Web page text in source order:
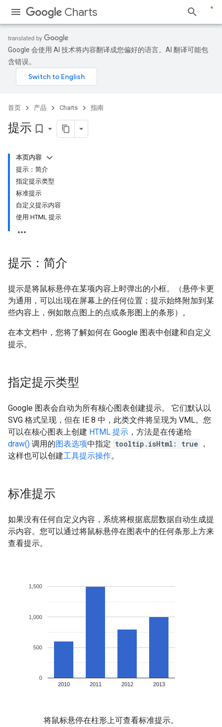
Charts
Google 会使用 AI 技术将内容翻译成您偏好的语言。AI 翻译可能包
含错误。
首页 产品 Charts 指南
提示 bookmark_border
本页内容
提示：简介
指定提示类型
标准提示
自定义提示内容
使用 HTML 提示
提示：简介
提示是将鼠标悬停在某项内容上时弹出的小框。（悬停卡更
为通用，可以出现在屏幕上的任何位置；提示始终附加到某
些内容上，例如散点图上的点或条形图上的条形）。
在本文档中，您将了解如何在 Google 图表中创建和自定义
提示。
指定提示类型
Google 图表会自动为所有核心图表创建提示。 它们默认以
SVG 格式呈现，但在 IE 8 中，此类文件将呈现为 VML。您
可以在核心图表上创建 HTML 提示 ，方法是在传递给
draw() 调用的图表选项中指定 tooltip.isHtml: true
，
这样也可以创建工具提示操作。
标准提示
如果没有任何自定义内容，系统将根据底层数据自动生成提
示内容。您可以通过将鼠标悬停在图表中的任何条形上方来
查看提示。
将鼠标悬停在柱形上可查看标准提示。